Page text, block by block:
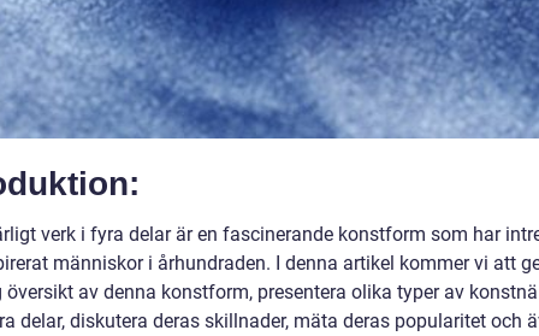
verk i fyra delar är en fascinerande konstform som har
människor i århundraden. I denna artikel kommer vi att
översikt av denna konstform, presentera olika typer av
delar, diskutera deras skillnader, mäta deras popularitet och